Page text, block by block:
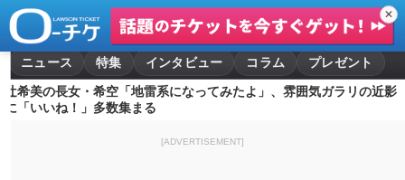
✕
ニュース 特集 インタビュー コラム
プレゼント
辻希美の長女・希空「地雷系になってみたよ」、雰囲気ガラリの近影
に「いいね！」多数集まる
[ADVERTISEMENT]